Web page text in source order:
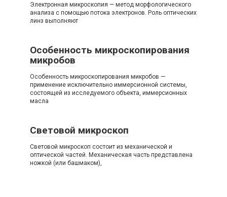
Электронная микроскопия — метод морфологического
анализа с помощью потока электронов. Роль оптических
линз выполняют
Особенность микроскопирования
микробов
Особенность микроскопирования микробов —
применение исключительно иммерсионной системы,
состоящей из исследуемого объекта, иммерсионных
масла
Световой микроскоп
Световой микроскоп состоит из механической и
оптической частей. Механическая часть представлена
ножкой (или башмаком),